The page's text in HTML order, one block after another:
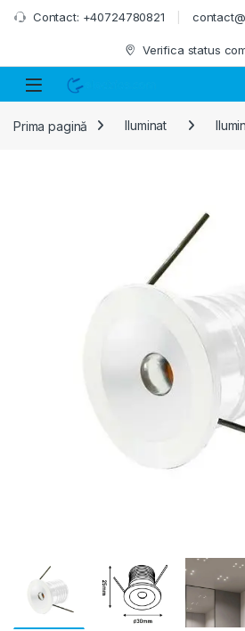
Skip to navigation
Skip to content
Contact: +40724780821
Verifica status
Prima pagină Iluminat